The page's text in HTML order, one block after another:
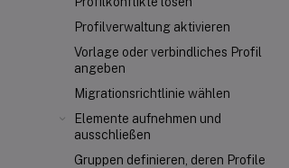
Profilverwaltung aktivieren
Vorlage oder verbindliches Profil
angeben
Migrationsrichtlinie wählen
Elemente aufnehmen und
ausschließen
Gruppen definieren, deren Profile